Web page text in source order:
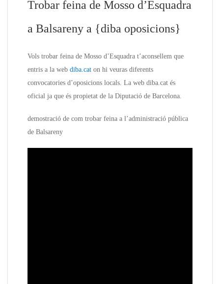
Trobar feina de Mosso d’Esquadra
a Balsareny a {diba oposicions}
Vols trobar feina de Mosso d’Esquadra t’aconsellem que
entris a la web diba.cat on hi veuras diferents
convocatories d’oposicions locals. La web diba.cat és
oficial ja que és propietat de la Diputació de Barcelona.
demostració de com trobar feina a l’administració pública
de Balsareny